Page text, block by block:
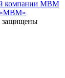
«МВМ»
защищены